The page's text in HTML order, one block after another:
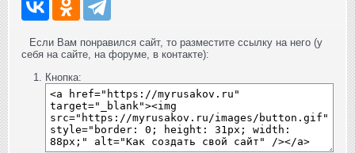
Если Вам понравился сайт, то разместите ссылку на него (у
себя на сайте, на форуме, в контакте):
Кнопка: